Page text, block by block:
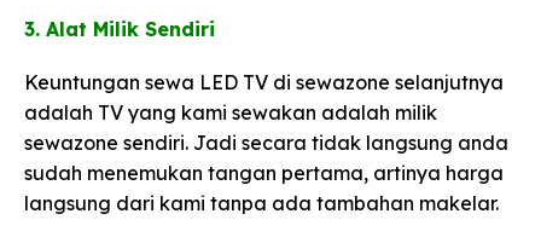
3. Alat Milik Sendiri​
Keuntungan sewa LED TV di sewazone selanjutnya
adalah TV yang kami sewakan adalah milik
sewazone sendiri. Jadi secara tidak langsung anda
sudah menemukan tangan pertama, artinya harga
langsung dari kami tanpa ada tambahan makelar.